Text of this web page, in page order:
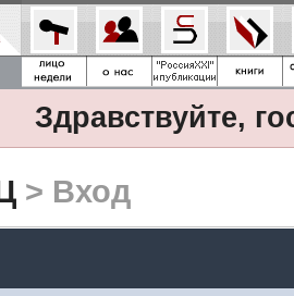
Здравствуйте,
> Вход